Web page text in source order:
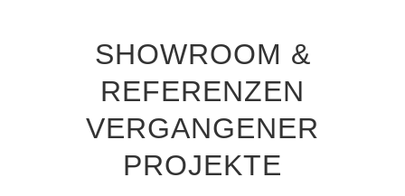
SHOWROOM &
REFERENZEN
VERGANGENER
PROJEKTE